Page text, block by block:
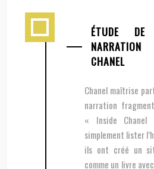
ÉTUDE
CHANEL
Chanel maîtrise
narration
« Inside
simplement lister
ils ont créé un
comme un livre